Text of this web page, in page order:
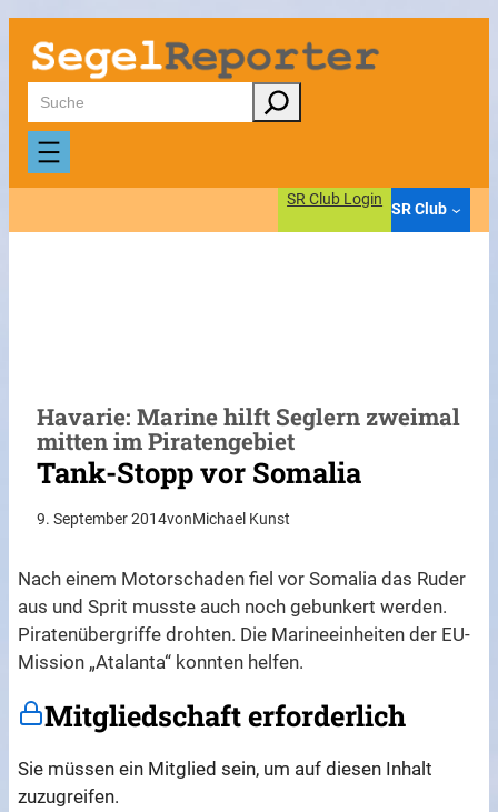
Zum
Inhalt
springen
Suchen
SR Club Login
SR Club
Havarie: Marine hilft Seglern zweimal
mitten im Piratengebiet
Tank-Stopp vor Somalia
9. September 2014vonMichael Kunst
Nach einem Motorschaden fiel vor Somalia das Ruder
aus und Sprit musste auch noch gebunkert werden.
Piratenübergriffe drohten. Die Marineeinheiten der EU-
Mission „Atalanta“ konnten helfen.
Mitgliedschaft erforderlich
Sie müssen ein Mitglied sein, um auf diesen Inhalt
zuzugreifen.